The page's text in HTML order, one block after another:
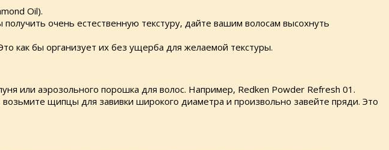
Oil).
очень естественную текстуру, дайте вашим волосам высохнуть
как бы организует их без ущерба для желаемой текстуры.
или аэрозольного порошка для волос. Например, Redken Powder Refresh 01.
щипцы для завивки широкого диаметра и произвольно завейте пряди. Это